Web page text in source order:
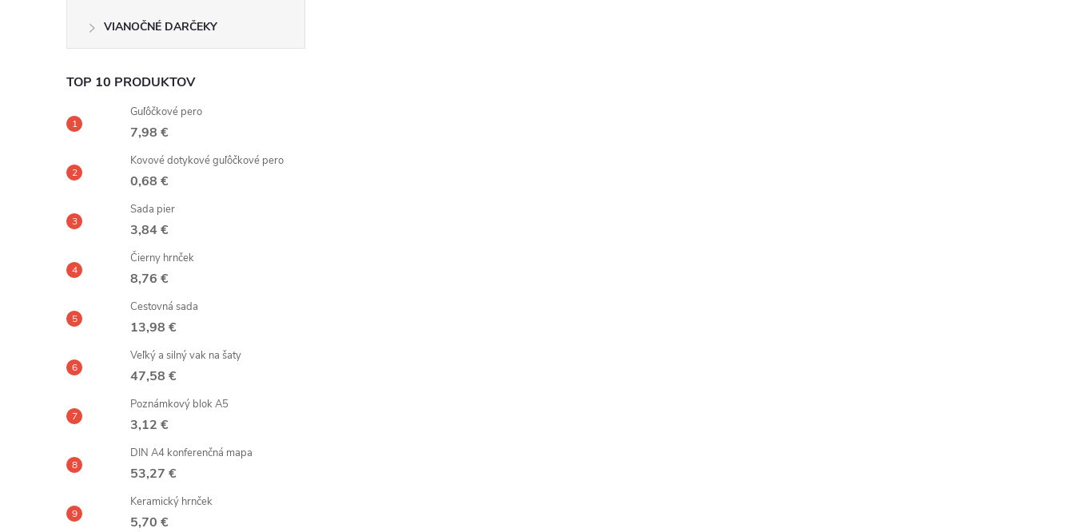
VIANOČNÉ DARČEKY
TOP 10 PRODUKTOV
Guľôčkové pero
7,98 €
Kovové dotykové guľôčkové pero
0,68 €
Sada pier
3,84 €
Čierny hrnček
8,76 €
Cestovná sada
13,98 €
Veľký a silný vak na šaty
47,58 €
Poznámkový blok A5
3,12 €
DIN A4 konferenčná mapa
53,27 €
Keramický hrnček
5,70 €